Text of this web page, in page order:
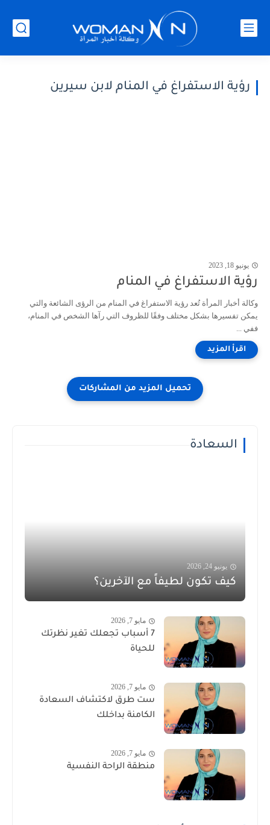
رؤية الاستفراغ في المنام لابن سيرين
يونيو 18, 2023
رؤية الاستفراغ في المنام
وكالة أخبار المرأة تُعد رؤية الاستفراغ في المنام من الرؤى الشائعة والتي
يمكن تفسيرها بشكل مختلف وفقًا للظروف التي رآها الشخص في المنام،
ففي ...
السعادة
يونيو 24, 2026
كيف تكون لطيفاً مع الآخرين؟
مايو 7, 2026
7 أسباب تجعلك تغير نظرتك
للحياة
مايو 7, 2026
ست طرق لاكتشاف السعادة
الكامنة بداخلك
مايو 7, 2026
منطقة الراحة النفسية